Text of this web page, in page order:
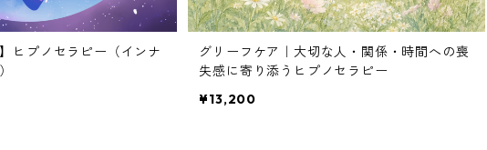
ヒプノセラピー（インナ
グリーフケア｜大切な人・関係・時間への喪
失感に寄り添うヒプノセラピー
¥13,200